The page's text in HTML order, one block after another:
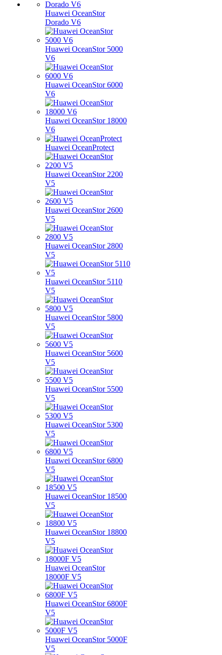
Huawei OceanStor
Dorado V6
Huawei OceanStor 5000
V6
Huawei OceanStor 6000
V6
Huawei OceanStor 18000
V6
Huawei OceanProtect
Huawei OceanStor 2200
V5
Huawei OceanStor 2600
V5
Huawei OceanStor 2800
V5
Huawei OceanStor 5110
V5
Huawei OceanStor 5800
V5
Huawei OceanStor 5600
V5
Huawei OceanStor 5500
V5
Huawei OceanStor 5300
V5
Huawei OceanStor 6800
V5
Huawei OceanStor 18500
V5
Huawei OceanStor 18800
V5
Huawei OceanStor
18000F V5
Huawei OceanStor 6800F
V5
Huawei OceanStor 5000F
V5